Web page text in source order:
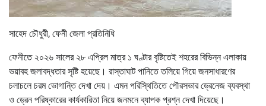
সাহেদ চৌধুরী, ফেনী জেলা প্রতিনিধি
ফেনীতে ২০২৬ সালের ২৮ এপ্রিল মাত্র ১ ঘণ্টার বৃষ্টিতেই শহরের বিভিন্ন এলাকায়
ভয়াবহ জলাবদ্ধতার সৃষ্টি হয়েছে। রাস্তাঘাট পানিতে তলিয়ে গিয়ে জনসাধারণের
চলাচলে চরম ভোগান্তি দেখা দেয়। এমন পরিস্থিতিতে পৌরসভার ড্রেনেজ ব্যবস্থা
ও ড্রেন পরিষ্কারের কার্যকারিতা নিয়ে জনমনে ব্যাপক প্রশ্ন দেখা দিয়েছে।